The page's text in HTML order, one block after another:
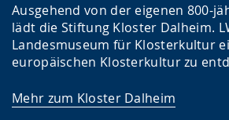
Ausgehend von der eigenen 800-
lädt die Stiftung Kloster Dalheim.
Landesmuseum für Klosterkultur
europäischen Klosterkultur zu
Mehr zum Kloster Dalheim